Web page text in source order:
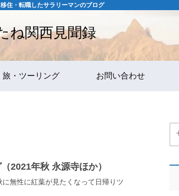
住・転職したサラリーマンのブログ
ね関西見聞録
旅・ツーリング お問い合わせ
2021年秋 永源寺ほか）
無性に紅葉が見たくなって日帰りツ